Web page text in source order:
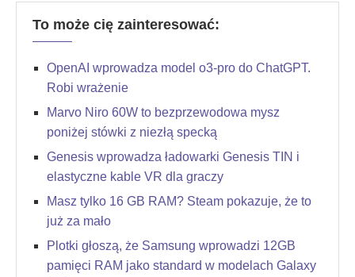
To może cię zainteresować:
OpenAI wprowadza model o3-pro do ChatGPT.
Robi wrażenie
Marvo Niro 60W to bezprzewodowa mysz
poniżej stówki z niezłą specką
Genesis wprowadza ładowarki Genesis TIN i
elastyczne kable VR dla graczy
Masz tylko 16 GB RAM? Steam pokazuje, że to
już za mało
Plotki głoszą, że Samsung wprowadzi 12GB
pamięci RAM jako standard w modelach Galaxy